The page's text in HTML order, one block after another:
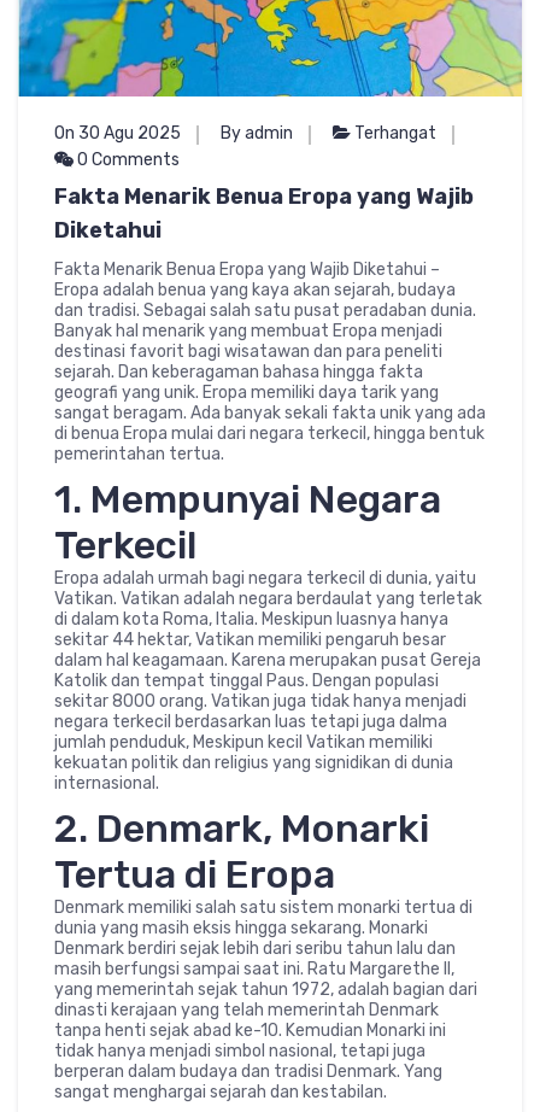
On 30 Agu 2025 By admin
Terhangat
0 Comments
Fakta Menarik Benua Eropa yang Wajib
Diketahui
Fakta Menarik Benua Eropa yang Wajib Diketahui –
Eropa adalah benua yang kaya akan sejarah, budaya
dan tradisi. Sebagai salah satu pusat peradaban dunia.
Banyak hal menarik yang membuat Eropa menjadi
destinasi favorit bagi wisatawan dan para peneliti
sejarah. Dan keberagaman bahasa hingga fakta
geografi yang unik. Eropa memiliki daya tarik yang
sangat beragam. Ada banyak sekali fakta unik yang ada
di benua Eropa mulai dari negara terkecil, hingga bentuk
pemerintahan tertua.
1. Mempunyai Negara
Terkecil
Eropa adalah urmah bagi negara terkecil di dunia, yaitu
Vatikan. Vatikan adalah negara berdaulat yang terletak
di dalam kota Roma, Italia. Meskipun luasnya hanya
sekitar 44 hektar, Vatikan memiliki pengaruh besar
dalam hal keagamaan. Karena merupakan pusat Gereja
Katolik dan tempat tinggal Paus. Dengan populasi
sekitar 8000 orang. Vatikan juga tidak hanya menjadi
negara terkecil berdasarkan luas tetapi juga dalma
jumlah penduduk, Meskipun kecil Vatikan memiliki
kekuatan politik dan religius yang signidikan di dunia
internasional.
2. Denmark, Monarki
Tertua di Eropa
Denmark memiliki salah satu sistem monarki tertua di
dunia yang masih eksis hingga sekarang. Monarki
Denmark berdiri sejak lebih dari seribu tahun lalu dan
masih berfungsi sampai saat ini. Ratu Margarethe II,
yang memerintah sejak tahun 1972, adalah bagian dari
dinasti kerajaan yang telah memerintah Denmark
tanpa henti sejak abad ke-10. Kemudian Monarki ini
tidak hanya menjadi simbol nasional, tetapi juga
berperan dalam budaya dan tradisi Denmark. Yang
sangat menghargai sejarah dan kestabilan.